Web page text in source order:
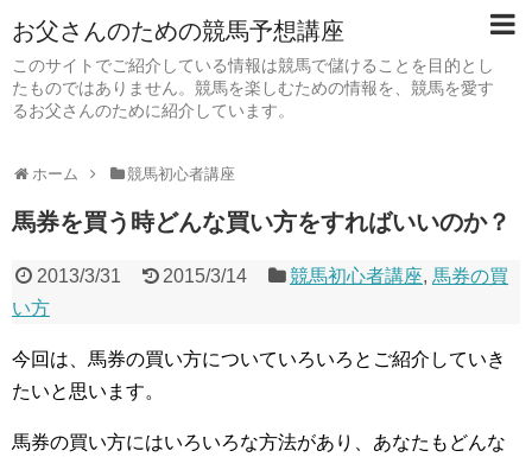
お父さんのための競馬予想講座
このサイトでご紹介している情報は競馬で儲けることを目的とし
たものではありません。競馬を楽しむための情報を、競馬を愛す
るお父さんのために紹介しています。
ホーム 競馬初心者講座
馬券を買う時どんな買い方をすればいいのか？
2013/3/31 2015/3/14 競馬初心者講座, 馬券の買
い方
今回は、馬券の買い方についていろいろとご紹介していき
たいと思います。
馬券の買い方にはいろいろな方法があり、あなたもどんな